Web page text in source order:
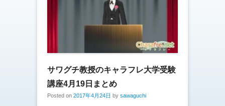
サワグチ教授のキャラフレ大学受験
講座4月19日まとめ
Posted on 2017年4月24日 by sawaguchi